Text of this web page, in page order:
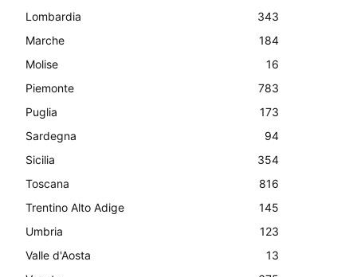
Lombardia
343
Marche
184
Molise
16
Piemonte
783
Puglia
173
Sardegna
94
Sicilia
354
Toscana
816
Trentino Alto Adige
145
Umbria
123
Valle d'Aosta
13